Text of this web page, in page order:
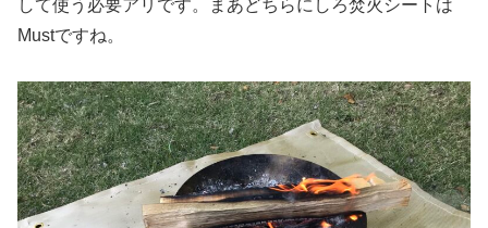
して使う必要アリです。まあどちらにしろ焚火シートは
Mustですね。